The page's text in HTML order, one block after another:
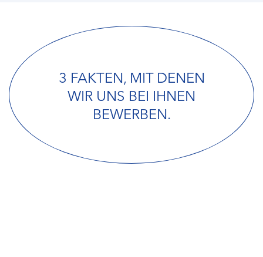
3 FAKTEN, MIT DENEN
WIR UNS BEI IHNEN
BEWERBEN.